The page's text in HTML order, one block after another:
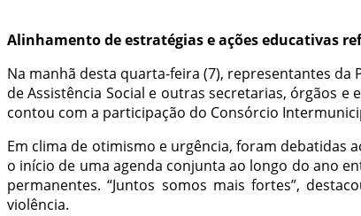
Alinhamento de estratégias e ações educativas
Na manhã desta quarta-feira (7), representantes da
de Assistência Social e outras secretarias, órgãos
contou com a participação do Consórcio
Em clima de otimismo e urgência, foram debatidas
o início de uma agenda conjunta ao longo do ano
permanentes. “Juntos somos mais fortes”,
violência.